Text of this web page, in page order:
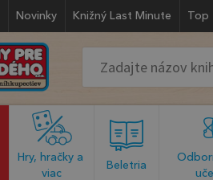
Novinky Knižný Last Minute
Hry, hračky a
viac
Beletria